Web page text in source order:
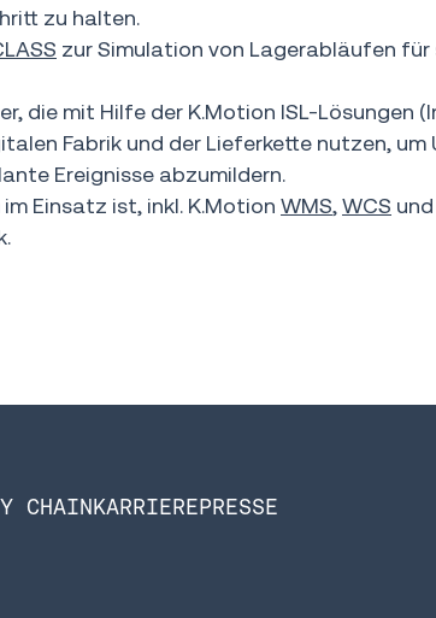
zu halten.
zur Simulation von Lagerabläufen
die mit Hilfe der K.Motion ISL-Lösungen
Fabrik und der Lieferkette nutzen,
Ereignisse abzumildern.
im Einsatz ist, inkl. K.Motion WMS, WCS
CHAINKARRIEREPRESSE